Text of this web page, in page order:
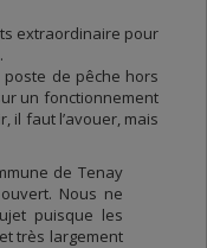
extraordinaire pour
poste de pêche hors
un fonctionnement
il faut l’avouer, mais
de Tenay
Nous ne
puisque les
très largement